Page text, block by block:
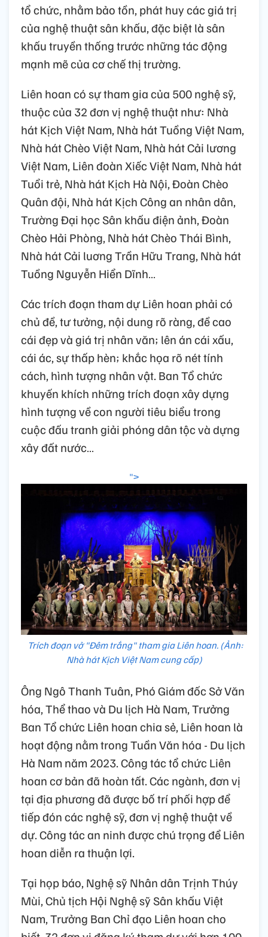
tổ chức, nhằm bảo tồn, phát huy các giá trị
của nghệ thuật sân khấu, đặc biệt là sân
khấu truyền thống trước những tác động
mạnh mẽ của cơ chế thị trường.
Liên hoan có sự tham gia của 500 nghệ sỹ,
thuộc của 32 đơn vị nghệ thuật như: Nhà
hát Kịch Việt Nam, Nhà hát Tuồng Việt Nam,
Nhà hát Chèo Việt Nam, Nhà hát Cải lương
Việt Nam, Liên đoàn Xiếc Việt Nam, Nhà hát
Tuổi trẻ, Nhà hát Kịch Hà Nội, Đoàn Chèo
Quân đội, Nhà hát Kịch Công an nhân dân,
Trường Đại học Sân khấu điện ảnh, Đoàn
Chèo Hải Phòng, Nhà hát Chèo Thái Bình,
Nhà hát Cải luơng Trần Hữu Trang, Nhà hát
Tuồng Nguyễn Hiển Dĩnh…
Các trích đoạn tham dự Liên hoan phải có
chủ đề, tư tưởng, nội dung rõ ràng, đề cao
cái đẹp và giá trị nhân văn; lên án cái xấu,
cái ác, sự thấp hèn; khắc họa rõ nét tính
cách, hình tượng nhân vật. Ban Tổ chức
khuyến khích những trích đoạn xây dựng
hình tượng về con người tiêu biểu trong
cuộc đấu tranh giải phóng dân tộc và dựng
xây đất nước…
">
Trích đoạn vở "Đêm trắng" tham gia Liên hoan. (Ảnh:
Nhà hát Kịch Việt Nam cung cấp)
Ông Ngô Thanh Tuân, Phó Giám đốc Sở Văn
hóa, Thể thao và Du lịch Hà Nam, Trưởng
Ban Tổ chức Liên hoan chia sẻ, Liên hoan là
hoạt động nằm trong Tuần Văn hóa - Du lịch
Hà Nam năm 2023. Công tác tổ chức Liên
hoan cơ bản đã hoàn tất. Các ngành, đơn vị
tại địa phương đã được bố trí phối hợp để
tiếp đón các nghệ sỹ, đơn vị nghệ thuật về
dự. Công tác an ninh được chú trọng để Liên
hoan diễn ra thuận lợi.
Tại họp báo, Nghệ sỹ Nhân dân Trịnh Thúy
Mùi, Chủ tịch Hội Nghệ sỹ Sân khấu Việt
Nam, Trưởng Ban Chỉ đạo Liên hoan cho